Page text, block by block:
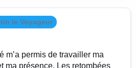
le Voyageur
m’a permis de travailler ma
ma présence. Les retombées